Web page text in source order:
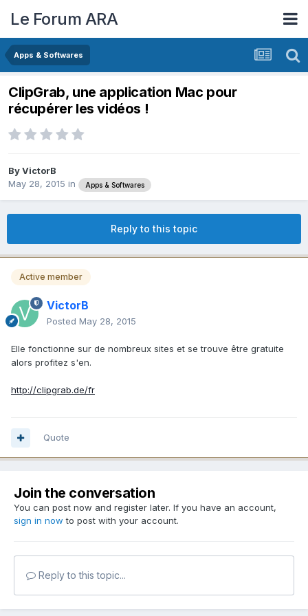
Le Forum ARA
Apps & Softwares
ClipGrab, une application Mac pour
récupérer les vidéos !
ByVictorB
May 28, 2015 in Apps & Softwares
Reply to this topic
Active member
VictorB
Posted May 28, 2015
Elle fonctionne sur de nombreux sites et se trouve être gratuite
alors profitez s'en.
http://clipgrab.de/fr
Quote
Join the conversation
You can post now and register later. If you have an account,
sign in now to post with your account.
Reply to this topic...